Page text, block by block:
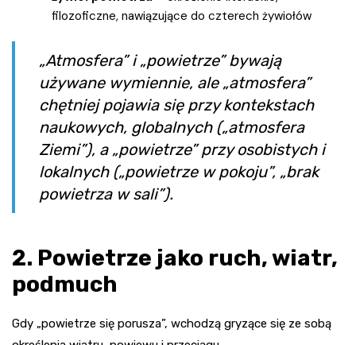
filozoficzne, nawiązujące do czterech żywiołów
„Atmosfera” i „powietrze” bywają
używane wymiennie, ale „atmosfera”
chętniej pojawia się przy kontekstach
naukowych, globalnych („atmosfera
Ziemi”), a „powietrze” przy osobistych i
lokalnych („powietrze w pokoju”, „brak
powietrza w sali”).
2. Powietrze jako ruch, wiatr,
podmuch
Gdy „powietrze się porusza”, wchodzą gryzące się ze sobą